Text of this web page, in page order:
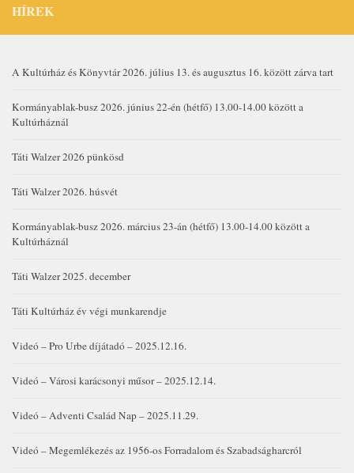
HÍREK
A Kultúrház és Könyvtár 2026. július 13. és augusztus 16. között zárva tart
Kormányablak-busz 2026. június 22-én (hétfő) 13.00-14.00 között a
Kultúrháznál
Táti Walzer 2026 pünkösd
Táti Walzer 2026. húsvét
Kormányablak-busz 2026. március 23-án (hétfő) 13.00-14.00 között a
Kultúrháznál
Táti Walzer 2025. december
Táti Kultúrház év végi munkarendje
Videó – Pro Urbe díjátadó – 2025.12.16.
Videó – Városi karácsonyi műsor – 2025.12.14.
Videó – Adventi Család Nap – 2025.11.29.
Videó – Megemlékezés az 1956-os Forradalom és Szabadságharcról